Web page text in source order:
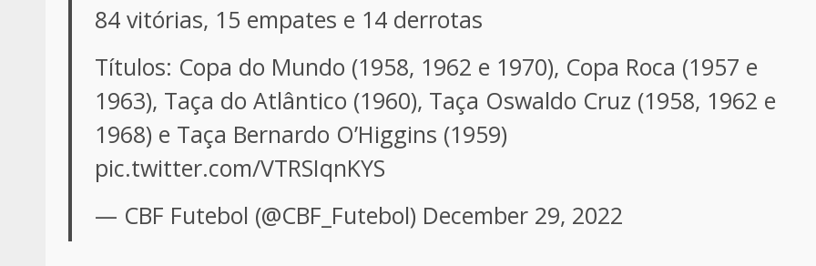
84 vitórias, 15 empates e 14 derrotas
Títulos: Copa do Mundo (1958, 1962 e 1970), Copa Roca (1957 e
1963), Taça do Atlântico (1960), Taça Oswaldo Cruz (1958, 1962 e
1968) e Taça Bernardo O’Higgins (1959)
pic.twitter.com/VTRSIqnKYS
— CBF Futebol (@CBF_Futebol) December 29, 2022